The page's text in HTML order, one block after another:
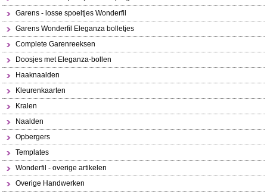
Garens - losse spoeltjes Wonderfil
Garens Wonderfil Eleganza bolletjes
Complete Garenreeksen
Doosjes met Eleganza-bollen
Haaknaalden
Kleurenkaarten
Kralen
Naalden
Opbergers
Templates
Wonderfil - overige artikelen
Overige Handwerken